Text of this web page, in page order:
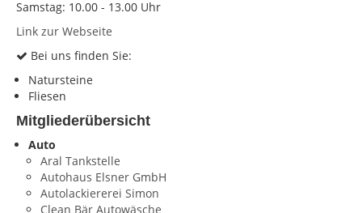
Samstag: 10.00 - 13.00 Uhr
Link zur Webseite
Bei uns finden Sie:
Natursteine
Fliesen
Mitgliederübersicht
Auto
Aral Tankstelle
Autohaus Elsner GmbH
Autolackiererei Simon
Clean Bär Autowäsche